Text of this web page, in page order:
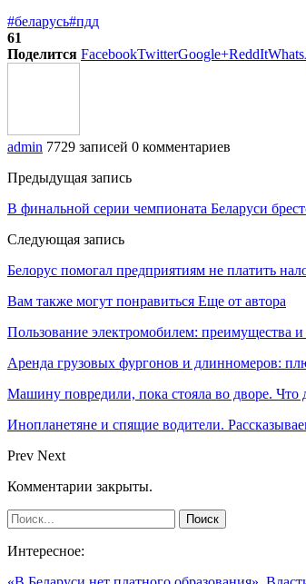
#беларусь#пдд
61
Поделится FacebookTwitterGoogle+ReddIt
admin 7729 записей 0 комментариев
Предыдущая запись
В финальной серии чемпионата Беларуси
Следующая запись
Белорус помогал предприятиям не платить
Вам также могут понравиться Еще от автора
Пользование электромобилем: преимущества и
Аренда грузовых фургонов и длинномеров:
Машину повредили, пока стояла во дворе. Что
Инопланетяне и спящие водители.
Prev Next
Комментарии закрыты.
Интересное: